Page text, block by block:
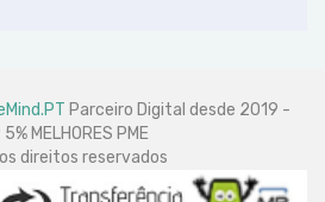
Parceiro Digital desde 2019 -
5% MELHORES PME
direitos reservados